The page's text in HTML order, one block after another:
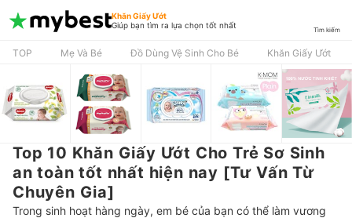
Khăn Giấy Ướt
Giúp bạn tìm ra lựa chọn tốt nhất
Tìm kiếm
TOP Mẹ Và Bé Đồ Dùng Vệ Sinh Cho Bé Khăn Giấy Ướt
Top 10 Khăn Giấy Ướt Cho Trẻ Sơ Sinh
an toàn tốt nhất hiện nay [Tư Vấn Từ
Chuyên Gia]
Trong sinh hoạt hàng ngày, em bé của bạn có thể làm vương